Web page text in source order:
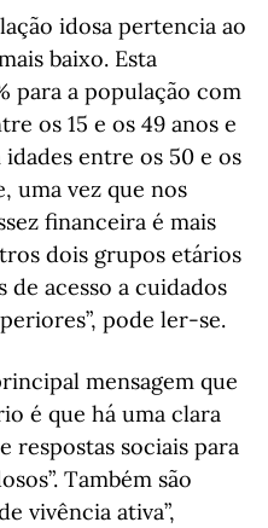
idosa pertencia ao
baixo. Esta
para a população com
os 15 e os 49 anos e
idades entre os 50 e os
uma vez que nos
financeira é mais
dois grupos etários
de acesso a cuidados
pode ler-se.
mensagem que
é que há uma clara
respostas sociais para
Também são
vivência ativa”,